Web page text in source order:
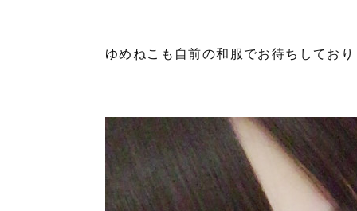
ゆめねこも自前の和服でお待ちしてお